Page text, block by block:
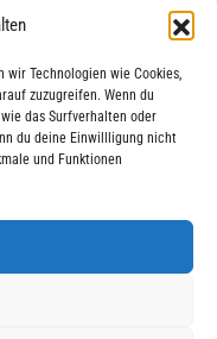
Technologien wie Cookies,
zuzugreifen. Wenn du
das Surfverhalten oder
du deine Einwillligung nicht
und Funktionen
Ausbildung